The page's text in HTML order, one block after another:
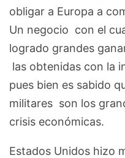
obligar a Europa a
Un negocio con el
logrado grandes
las obtenidas con la
pues bien es sabido
militares son los
crisis económicas.
Estados Unidos hizo